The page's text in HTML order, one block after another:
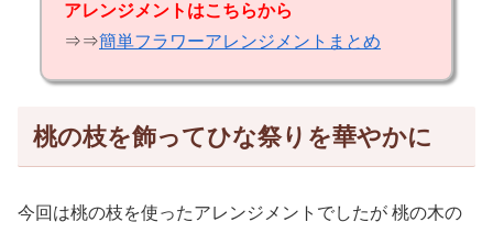
アレンジメントはこちらから
⇒⇒簡単フラワーアレンジメントまとめ
桃の枝を飾ってひな祭りを華やかに
今回は桃の枝を使ったアレンジメントでしたが 桃の木の